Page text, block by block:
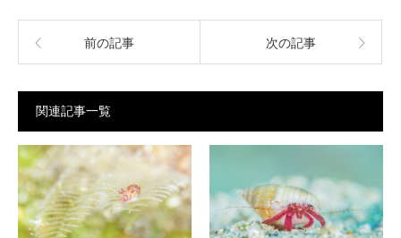
前の記事 次の記事
関連記事一覧